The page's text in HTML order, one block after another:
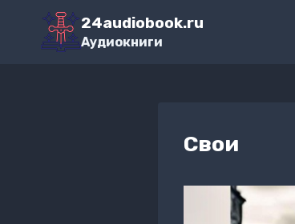
Перейти
содержимому
24audiobook.ru
Аудиокниги
Свои